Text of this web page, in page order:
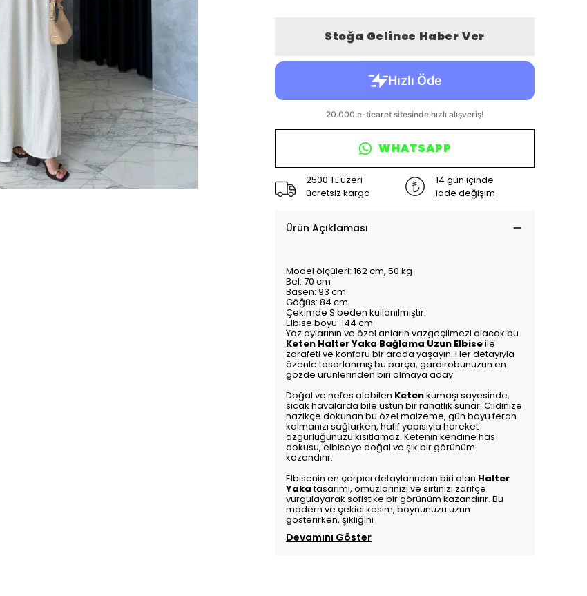
Stoğa Gelince Haber Ver
WHATSAPP
2500 TL üzeri
ücretsiz kargo
14 gün içinde
iade değişim
Ürün Açıklaması
Model ölçüleri: 162 cm, 50 kg
Bel: 70 cm
Basen: 93 cm
Göğüs: 84 cm
Çekimde S beden kullanılmıştır.
Elbise boyu: 144 cm
Yaz aylarının ve özel anların vazgeçilmezi olacak bu
Keten Halter Yaka Bağlama Uzun Elbiseile
zarafeti ve konforu bir arada yaşayın. Her detayıyla
özenle tasarlanmış bu parça, gardırobunuzun en
gözde ürünlerinden biri olmaya aday.
Doğal ve nefes alabilen Ketenkumaşı sayesinde,
sıcak havalarda bile üstün bir rahatlık sunar. Cildinize
nazikçe dokunan bu özel malzeme, gün boyu ferah
kalmanızı sağlarken, hafif yapısıyla hareket
özgürlüğünüzü kısıtlamaz. Ketenin kendine has
dokusu, elbiseye doğal ve şık bir görünüm
kazandırır.
Elbisenin en çarpıcı detaylarından biri olan Halter
Yakatasarımı, omuzlarınızı ve sırtınızı zarifçe
vurgulayarak sofistike bir görünüm kazandırır. Bu
modern ve çekici kesim, boynunuzu uzun
gösterirken, şıklığını
Devamını Göster